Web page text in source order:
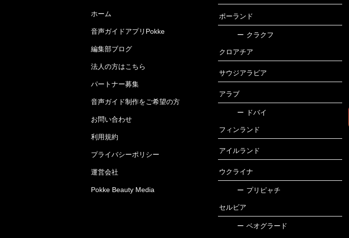
ホーム
音声ガイドアプリPokke
編集部ブログ
法人の方はこちら
パートナー募集
音声ガイド制作をご希望の方
お問い合わせ
利用規約
プライバシーポリシー
運営会社
Pokke Beauty Media
ポーランド
ー クラクフ
クロアチア
サウジアラビア
アラブ
ー ドバイ
フィンランド
アイルランド
ウクライナ
ー プリピャチ
セルビア
ー ベオグラード